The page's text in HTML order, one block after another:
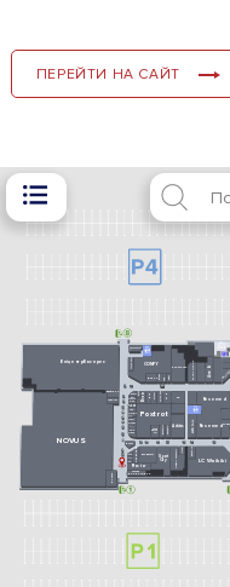
ПЕРЕЙТИ НА САЙТ